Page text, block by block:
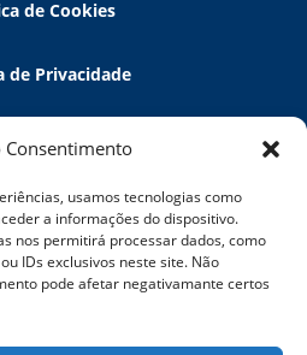
Consentimento
usamos tecnologias como
a informações do dispositivo.
nos permitirá processar dados, como
IDs exclusivos neste site. Não
pode afetar negativamante certos
de Cookies
de Privacidade
de Devoluções
e Condições
de Litígios